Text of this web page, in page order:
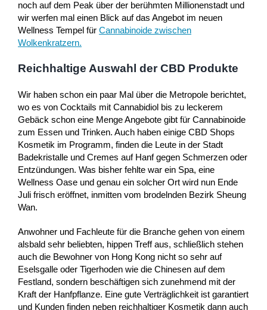
noch auf dem Peak über der berühmten Millionenstadt und
wir werfen mal einen Blick auf das Angebot im neuen
Wellness Tempel für Cannabinoide zwischen
Wolkenkratzern.
Reichhaltige Auswahl der CBD Produkte
Wir haben schon ein paar Mal über die Metropole berichtet,
wo es von Cocktails mit Cannabidiol bis zu leckerem
Gebäck schon eine Menge Angebote gibt für Cannabinoide
zum Essen und Trinken. Auch haben einige CBD Shops
Kosmetik im Programm, finden die Leute in der Stadt
Badekristalle und Cremes auf Hanf gegen Schmerzen oder
Entzündungen. Was bisher fehlte war ein Spa, eine
Wellness Oase und genau ein solcher Ort wird nun Ende
Juli frisch eröffnet, inmitten vom brodelnden Bezirk Sheung
Wan.
Anwohner und Fachleute für die Branche gehen von einem
alsbald sehr beliebten, hippen Treff aus, schließlich stehen
auch die Bewohner von Hong Kong nicht so sehr auf
Eselsgalle oder Tigerhoden wie die Chinesen auf dem
Festland, sondern beschäftigen sich zunehmend mit der
Kraft der Hanfpflanze. Eine gute Verträglichkeit ist garantiert
und Kunden finden neben reichhaltiger Kosmetik dann auch